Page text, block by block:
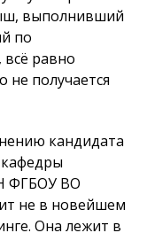
выполнивший
по
равно
не получается
кандидата
кафедры
ФГБОУ ВО
не в новейшем
Она лежит в